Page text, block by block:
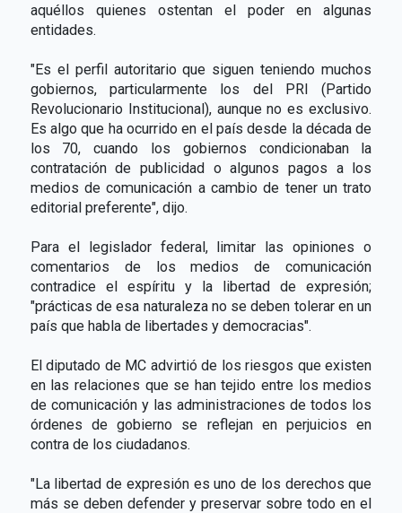
aquéllos quienes ostentan el poder en algunas
entidades.
"Es el perfil autoritario que siguen teniendo muchos
gobiernos, particularmente los del PRI (Partido
Revolucionario Institucional), aunque no es exclusivo.
Es algo que ha ocurrido en el país desde la década de
los 70, cuando los gobiernos condicionaban la
contratación de publicidad o algunos pagos a los
medios de comunicación a cambio de tener un trato
editorial preferente", dijo.
Para el legislador federal, limitar las opiniones o
comentarios de los medios de comunicación
contradice el espíritu y la libertad de expresión;
"prácticas de esa naturaleza no se deben tolerar en un
país que habla de libertades y democracias".
El diputado de MC advirtió de los riesgos que existen
en las relaciones que se han tejido entre los medios
de comunicación y las administraciones de todos los
órdenes de gobierno se reflejan en perjuicios en
contra de los ciudadanos.
"La libertad de expresión es uno de los derechos que
más se deben defender y preservar sobre todo en el